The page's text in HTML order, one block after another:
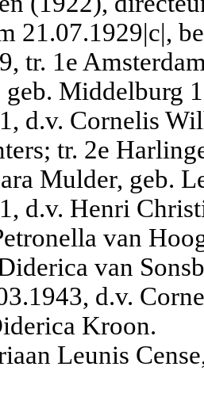
21.07.1929|c|,
tr. 1e
geb. Middelburg
d.v. Cornelis
tr. 2e
Mulder, geb.
d.v. Henri
van
van
d.v.
Kroon.
Leunis